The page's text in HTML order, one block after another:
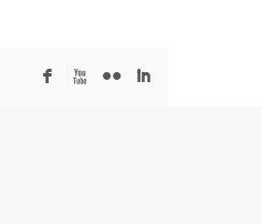
F X N I